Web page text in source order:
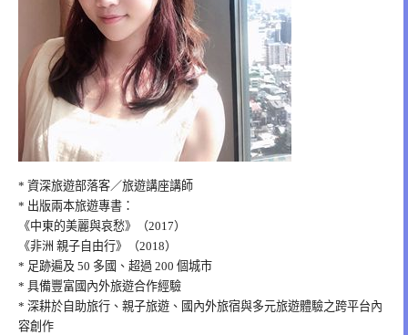
* 資深旅遊部落客／旅遊講座講師
* 出版兩本旅遊專書：
《中東的美麗與哀愁》（2017）
《非洲 親子自由行》（2018）
* 足跡遍及 50 多國、超過 200 個城市
* 具備豐富國內外旅遊合作經驗
* 深耕於自助旅行、親子旅遊、國內外旅宿與多元旅遊體驗之跨平台內
容創作